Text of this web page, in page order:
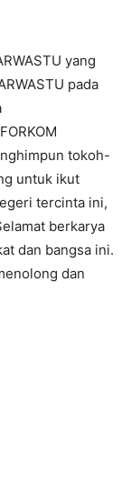
yang
pada
tokoh-
untuk ikut
tercinta ini,
berkarya
dan bangsa ini.
dan